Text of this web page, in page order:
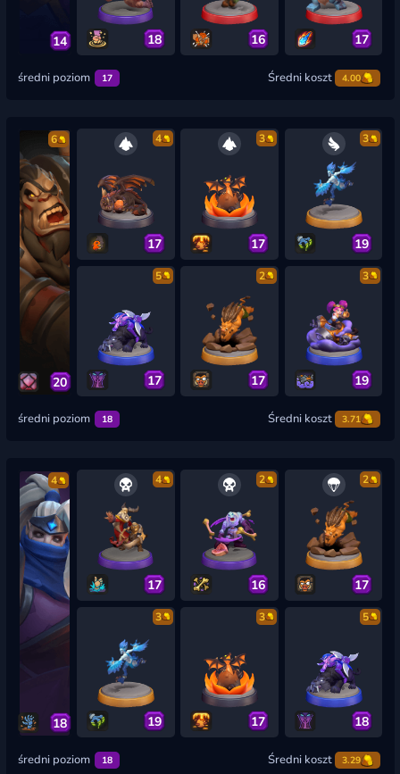
14 18 16 17
średni poziom 17 Średni koszt 4.00
6
20
4
17
3
17
3
19
5
17
2
17
3
19
średni poziom 18 Średni koszt 3.71
4
18
4
17
2
16
2
17
3
19
3
17
5
18
średni poziom 18 Średni koszt 3.29